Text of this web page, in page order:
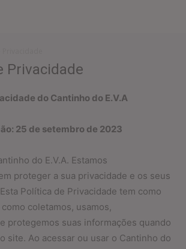
Privacidade
do Cantinho do E.V.A
25 de setembro de 2023
do E.V.A. Estamos
proteger a sua privacidade e os seus
Política de Privacidade tem como
coletamos, usamos,
protegemos suas informações quando
site. Ao acessar ou usar o Cantinho do